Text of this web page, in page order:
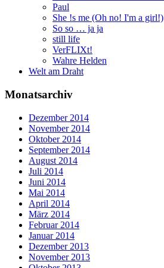
Paul
She !s me (Oh no! I'm a girl!)
So so … ja ja
still life
VerFLIXt!
Wahre Helden
Welt am Draht
Monatsarchiv
Dezember 2014
November 2014
Oktober 2014
September 2014
August 2014
Juli 2014
Juni 2014
Mai 2014
April 2014
März 2014
Februar 2014
Januar 2014
Dezember 2013
November 2013